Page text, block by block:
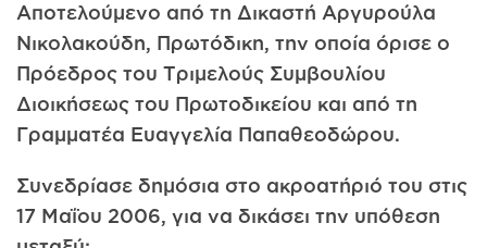
Αποτελούμενο από τη Δικαστή Αργυρούλα
Νικολακούδη, Πρωτόδικη, την οποία όρισε ο
Πρόεδρος του Τριμελούς Συμβουλίου
Διοικήσεως του Πρωτοδικείου και από τη
Γραμματέα Ευαγγελία Παπαθεοδώρου.
Συνεδρίασε δημόσια στο ακροατήριό του στις
17 Μαΐου 2006, για να δικάσει την υπόθεση